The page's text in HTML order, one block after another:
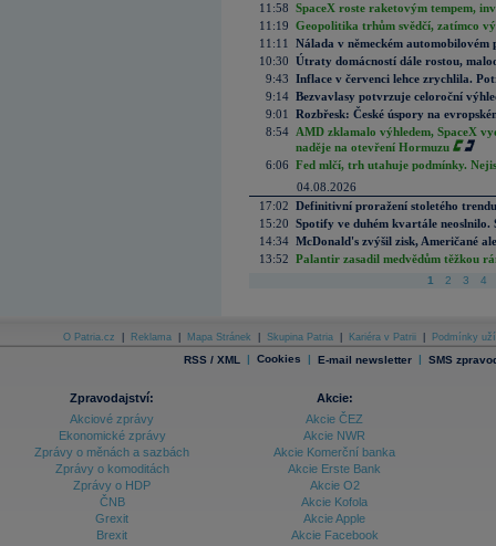
11:58 SpaceX roste raketovým tempem,
11:19 Geopolitika trhům svědčí, zatímco
11:11
Nálada v německém automobilovém
10:30 Útraty domácností dále rostou,
9:43 Inflace v červenci lehce zrychlila.
9:14 Bezvavlasy potvrzuje celoroční
9:01
Rozbřesk: České úspory na
8:54 AMD zklamalo výhledem, SpaceX
naděje na otevření Hormuzu
6:06 Fed mlčí, trh utahuje podmínky.
04.08.2026
17:02 Definitivní proražení stoletého
15:20 Spotify ve duhém kvartále neoslnilo.
14:34 McDonald's zvýšil zisk, Američané
13:52 Palantir zasadil medvědům těžkou
1 2 3 4
O Patria.cz Reklama Mapa Stránek Skupina Patria Kariéra v Patrii Podmínky
RSS / XML | Cookies | E-mail newsletter | SMS
Zpravodajství:
Akciové zprávy
Ekonomické zprávy
Zprávy o měnách a sazbách
Zprávy o komoditách
Zprávy o HDP
ČNB
Grexit
Brexit
Akcie:
Akcie ČEZ
Akcie NWR
Akcie Komerční banka
Akcie Erste Bank
Akcie O2
Akcie Kofola
Akcie Apple
Akcie Facebook